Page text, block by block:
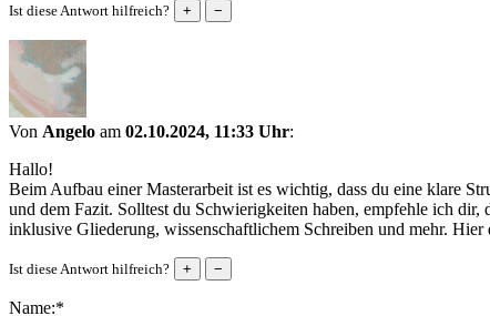
Ist diese Antwort hilfreich?
Von Angelo am 02.10.2024, 11:33 Uhr:
Hallo!
Beim Aufbau einer Masterarbeit ist es wichtig, dass du eine klare
und dem Fazit. Solltest du Schwierigkeiten haben, empfehle ich
inklusive Gliederung, wissenschaftlichem Schreiben und mehr.
Ist diese Antwort hilfreich?
Name:*